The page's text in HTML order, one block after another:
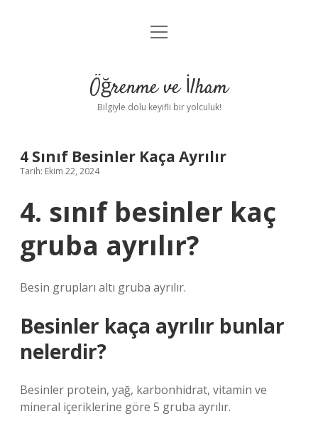
Anasayfa
Yasal Uyarı
menüyü
Öğrenme ve İlham
Bilgiyle dolu keyifli bir yolculuk!
4 Sınıf Besinler Kaça Ayrılır
Tarih: Ekim 22, 2024
4. sınıf besinler kaç
gruba ayrılır?
Besin grupları altı gruba ayrılır.
Besinler kaça ayrılır bunlar
nelerdir?
Besinler protein, yağ, karbonhidrat, vitamin ve
mineral içeriklerine göre 5 gruba ayrılır.